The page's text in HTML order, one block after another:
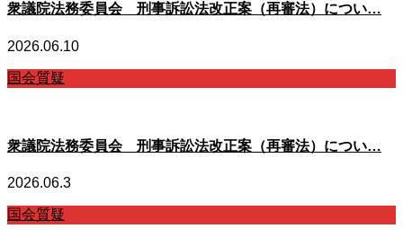
衆議院法務委員会 刑事訴訟法改正案（再審法）につい…
2026.06.10
国会質疑
衆議院法務委員会 刑事訴訟法改正案（再審法）につい…
2026.06.3
国会質疑